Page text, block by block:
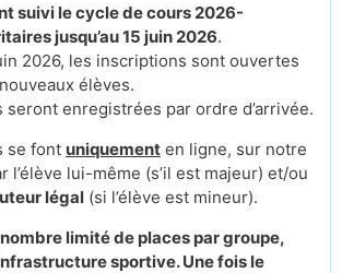
suivi le cycle de cours 2026-
jusqu’au 15 juin 2026.
2026, les inscriptions sont ouvertes
élèves.
seront enregistrées par ordre d’arrivée.
se font uniquement en ligne, sur notre
l’élève lui-même (s’il est majeur) et/ou
légal (si l’élève est mineur).
nombre limité de places par groupe,
sportive. Une fois le